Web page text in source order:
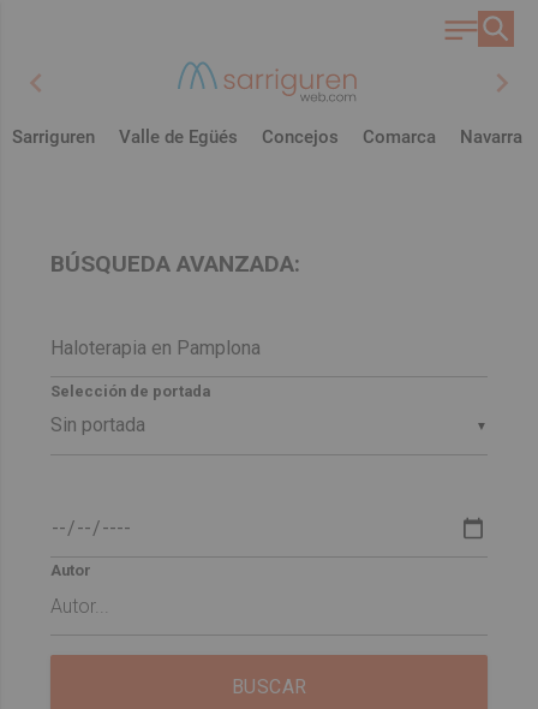
chevron_left chevron_right
Sarriguren Valle de Egüés Concejos Comarca Navarra
BÚSQUEDA AVANZADA:
▼
Selección de portada
Autor
BUSCAR